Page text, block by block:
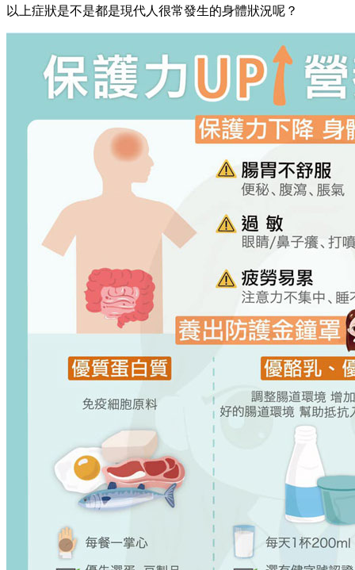
以上症狀是不是都是現代人很常發生的身體狀況呢？